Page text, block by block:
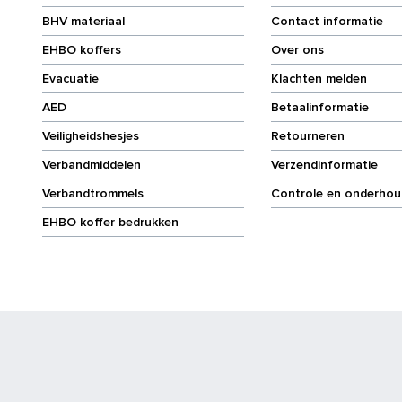
BHV materiaal
EHBO koffers
Evacuatie
AED
Veiligheidshesjes
Verbandmiddelen
Verbandtrommels
EHBO koffer bedrukken
Contact informatie
Over ons
Klachten melden
Betaalinformatie
Retourneren
Verzendinformatie
Controle en